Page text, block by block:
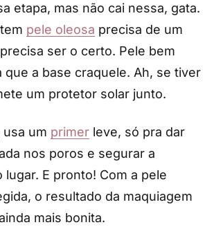
etapa, mas não cai nessa, gata.
pele oleosa precisa de um
ser o certo. Pele bem
que a base craquele. Ah, se tiver
um protetor solar junto.
um primer leve, só pra dar
nos poros e segurar a
lugar. E pronto! Com a pele
o resultado da maquiagem
mais bonita.